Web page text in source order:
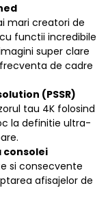
mari creatori de
functii incredibile
super clare
de cadre
(PSSR)
tau 4K folosind
la definitie ultra-
si consecvente
afisajelor de